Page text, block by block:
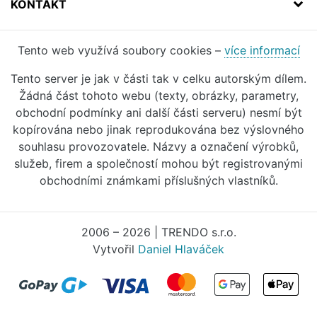
KONTAKT
Tento web využívá soubory cookies – více informací
Tento server je jak v části tak v celku autorským dílem.
Žádná část tohoto webu (texty, obrázky, parametry,
obchodní podmínky ani další části serveru) nesmí být
kopírována nebo jinak reprodukována bez výslovného
souhlasu provozovatele. Názvy a označení výrobků,
služeb, firem a společností mohou být registrovanými
obchodními známkami příslušných vlastníků.
2006 – 2026 | TRENDO s.r.o.
Vytvořil Daniel Hlaváček